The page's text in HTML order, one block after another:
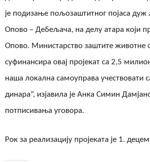
је подизање пољозаштитног појаса дуж
Опово – Дебељача, на делу атара који
Опово. Министарство заштите животне
суфинансира овај пројекат са 2,5
наша локална самоуправа учествовати
динара“, изјавила је Анка Симин
потписивања уговора.
Рок за реализацију пројеката је 1.